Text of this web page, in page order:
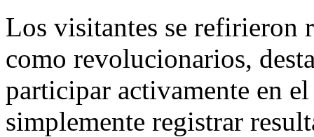
Los visitantes se refirieron
como revolucionarios,
participar activamente en
simplemente registrar